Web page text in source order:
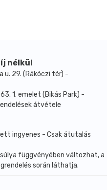
jelenléte miatt
nélkül
u. 29. (Rákóczi tér) -
1. emelet (Bikás Park) -
átvétele
ingyenes - Csak átutalás
függvényében változhat, a
során láthatja.